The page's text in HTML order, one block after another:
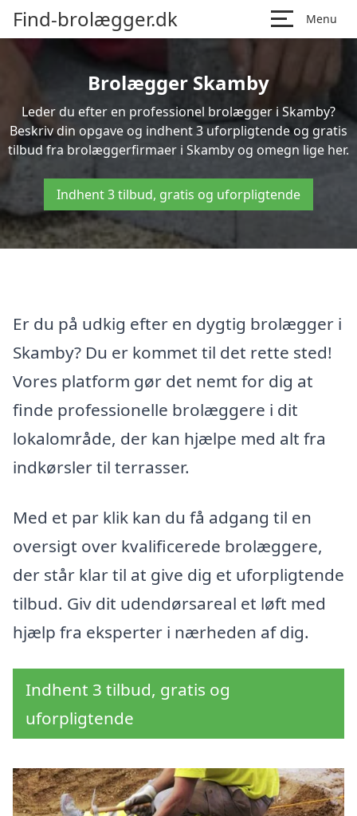
Find-brolægger.dk Menu
Brolægger Skamby
Leder du efter en professionel brolægger i Skamby?
Beskriv din opgave og indhent 3 uforpligtende og gratis
tilbud fra brolæggerfirmaer i Skamby og omegn lige her.
Indhent 3 tilbud, gratis og uforpligtende
Er du på udkig efter en dygtig brolægger i
Skamby? Du er kommet til det rette sted!
Vores platform gør det nemt for dig at
finde professionelle brolæggere i dit
lokalområde, der kan hjælpe med alt fra
indkørsler til terrasser.
Med et par klik kan du få adgang til en
oversigt over kvalificerede brolæggere,
der står klar til at give dig et uforpligtende
tilbud. Giv dit udendørsareal et løft med
hjælp fra eksperter i nærheden af dig.
Indhent 3 tilbud, gratis og
uforpligtende